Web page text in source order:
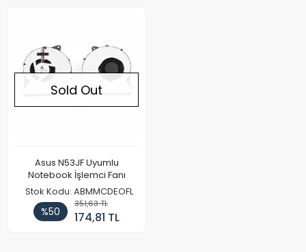
Sold Out
Asus N53JF Uyumlu
Notebook İşlemci Fanı
Stok Kodu: ABMMCDEOFL
%50
351,63 TL
174,81 TL